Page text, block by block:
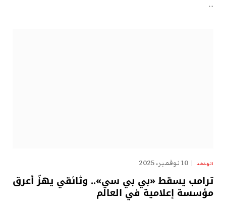
…
الهدهد 10 نوفمبر، 2025
ترامب يسقط «بي بي سي».. وثائقي يهزّ أعرق
مؤسسة إعلامية في العالم